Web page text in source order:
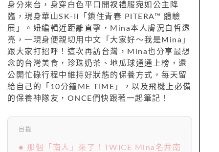
身分來台，身穿白色平口開衩禮服宛如公主降
臨，現身華山SK-II「鎖住青春 PITERA™ 體驗
展」。妞編輯近距離直擊，Mina本人膚況白皙透
亮，一現身便親切用中文「大家好～我是Mina」
跟大家打招呼！這次再訪台灣，Mina也分享最想
念的台灣美食，珍珠奶茶、地瓜球通通上榜，還
公開忙碌行程中維持好狀態的保養方式，每天留
給自己的「10分鐘ME TIME」，以及飛機上必備
的保養神隊友，ONCE們快跟著一起筆記！
目錄
● 那個「南人」來了！TWICE Mina名井南